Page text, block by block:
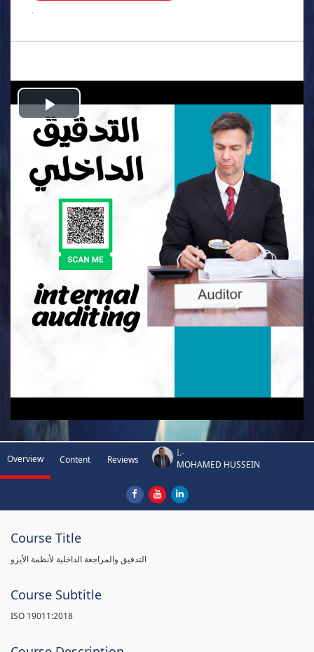
.
Play
Video
Overview Content Reviews
I.-
MOHAMED HUSSEIN
Course Title
التدقيق والمراجعة الداخلية لأنظمة الأيزو
Course Subtitle
ISO 19011:2018